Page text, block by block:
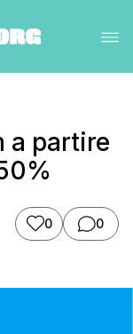
a partire
0 0